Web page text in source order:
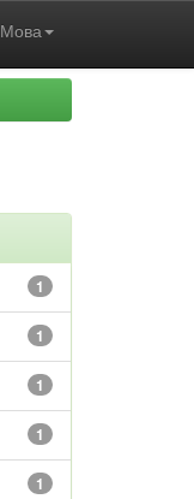
Мова
1
1
1
1
1